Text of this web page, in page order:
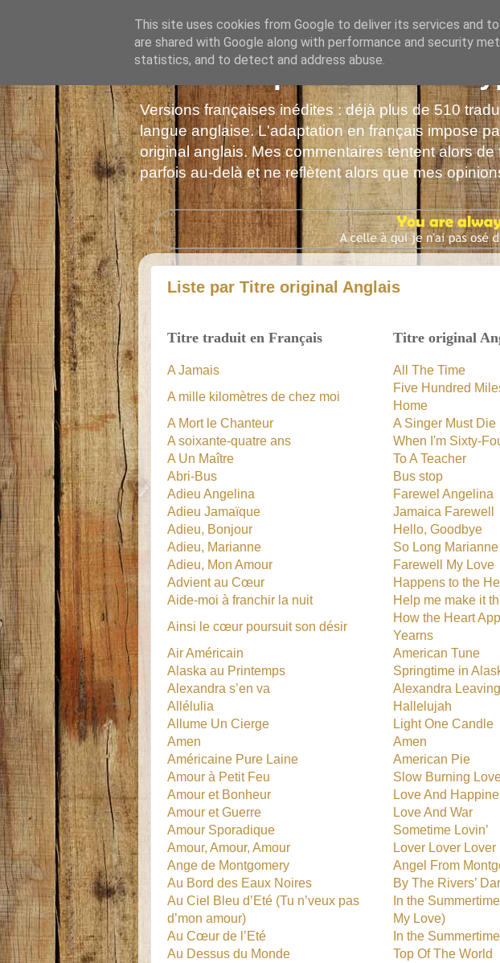
Les Monophonies de
Versions françaises inédites : déjà plus de 510
langue anglaise. L'adaptation en français impose
original anglais. Mes commentaires tentent alors
parfois au-delà et ne reflètent alors que mes
Liste par Titre original Anglais
Titre traduit en Français Titre original
A Jamais All The Time
A mille kilomètres de chez moi
Five Hundred
Home
A Mort le Chanteur
A Singer Must Die
A soixante-quatre ans
When I'm Sixty-
A Un Maître
To A Teacher
Abri-Bus
Bus stop
Adieu Angelina
Farewel Angelina
Adieu Jamaïque
Jamaica Farewell
Adieu, Bonjour
Hello, Goodbye
Adieu, Marianne
So Long Marianne
Adieu, Mon Amour
Farewell My Love
Advient au Cœur
Happens to the
Aide-moi à franchir la nuit
Help me make it
Ainsi le cœur poursuit son désir
How the Heart
Yearns
Air Américain
American Tune
Alaska au Printemps
Springtime in
Alexandra s’en va
Alexandra Leaving
Allélulia
Hallelujah
Allume Un Cierge
Light One Candle
Amen
Amen
Américaine Pure Laine
American Pie
Amour à Petit Feu
Slow Burning
Amour et Bonheur
Love And
Amour et Guerre
Love And War
Amour Sporadique
Sometime Lovin’
Amour, Amour, Amour
Lover Lover Lover
Ange de Montgomery
Angel From
Au Bord des Eaux Noires
By The Rivers’
Au Ciel Bleu d’Eté (Tu n’veux pas
d’mon amour)
In the
My Love)
Au Cœur de l’Eté
In the Summertime
Au Dessus du Monde
Top Of The World
This site uses cookies from Google to deliver its services and
are shared with Google along with performance and security
statistics, and to detect and address abuse.